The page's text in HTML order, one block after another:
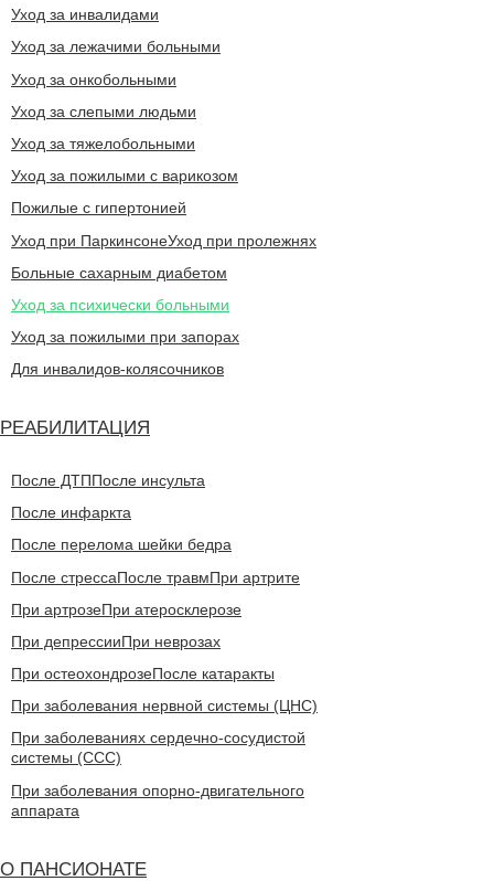
Уход за инвалидами
Уход за лежачими больными
Уход за онкобольными
Уход за слепыми людьми
Уход за тяжелобольными
Уход за пожилыми с варикозом
Пожилые с гипертонией
Уход при ПаркинсонеУход при пролежнях
Больные сахарным диабетом
Уход за психически больными
Уход за пожилыми при запорах
Для инвалидов-колясочников
РЕАБИЛИТАЦИЯ
После ДТППосле инсульта
После инфаркта
После перелома шейки бедра
После стрессаПосле травмПри артрите
При артрозеПри атеросклерозе
При депрессииПри неврозах
При остеохондрозеПосле катаракты
При заболевания нервной системы (ЦНС)
При заболеваниях сердечно-сосудистой
системы (CCC)
При заболевания опорно-двигательного
аппарата
О ПАНСИОНАТЕ